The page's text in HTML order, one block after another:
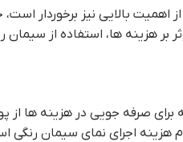
از اهمیت بالایی نیز
هزینه ها، استفاده از سیمان
صرفه جویی در هزینه ها از
اجرای نمای سیمان رنگی